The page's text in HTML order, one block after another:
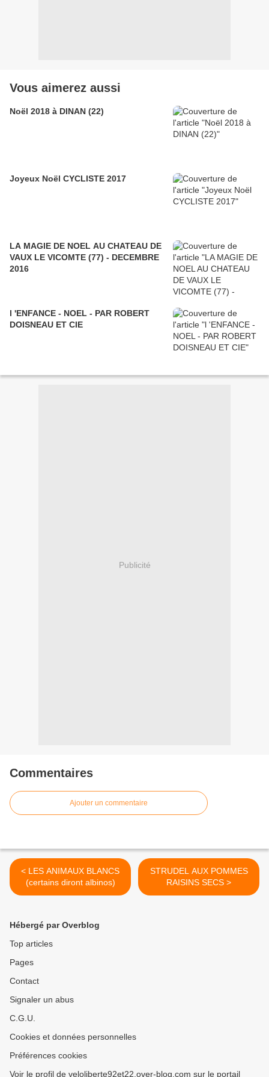
Vous aimerez aussi
Noël 2018 à DINAN (22)
Joyeux Noël CYCLISTE 2017
LA MAGIE DE NOEL AU CHATEAU DE
VAUX LE VICOMTE (77) - DECEMBRE
2016
l 'ENFANCE - NOEL - PAR ROBERT
DOISNEAU ET CIE
Publicité
Commentaires
Ajouter un commentaire
< LES ANIMAUX BLANCS
(certains diront albinos)
STRUDEL AUX POMMES
RAISINS SECS >
Hébergé par Overblog
Top articles
Pages
Contact
Signaler un abus
C.G.U.
Cookies et données personnelles
Préférences cookies
Voir le profil de veloliberte92et22.over-blog.com sur le portail